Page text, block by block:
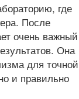
где
После
очень важный
Она
для точной
и правильно